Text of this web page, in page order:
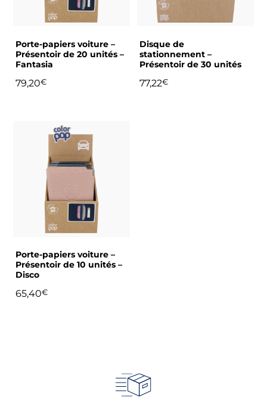
Porte-papiers voiture –
Présentoir de 20 unités –
Fantasia
79,20€
Disque de
stationnement –
Présentoir de 30 unités
77,22€
Porte-papiers voiture –
Présentoir de 10 unités –
Disco
65,40€